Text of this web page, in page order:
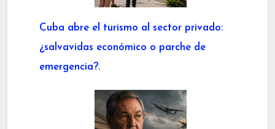
Cuba abre el turismo al sector privado:
¿salvavidas económico o parche de
emergencia?.